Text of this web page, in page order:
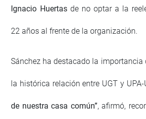
Ignacio Huertasde no optar a la
22 años al frente de la organización.
Sánchez ha destacado la importancia
la histórica relación entre UGT y
de nuestra casa común”, afirmó,